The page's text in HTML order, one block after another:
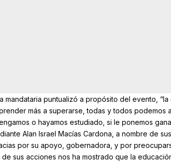
mandataria puntualizó a propósito del evento,
más a superarse, todas y todos podemos
o hayamos estudiado, si le ponemos
Alan Israel Macías Cardona, a nombre de
por su apoyo, gobernadora, y por
sus acciones nos ha mostrado que la